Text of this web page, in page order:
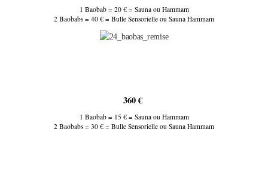
1 Baobab = 20 € = Sauna ou Hammam
2 Baobabs = 40 € = Bulle Sensorielle ou Sauna Hammam
360 €
1 Baobab = 15 € = Sauna ou Hammam
2 Baobabs = 30 € = Bulle Sensorielle ou Sauna Hammam